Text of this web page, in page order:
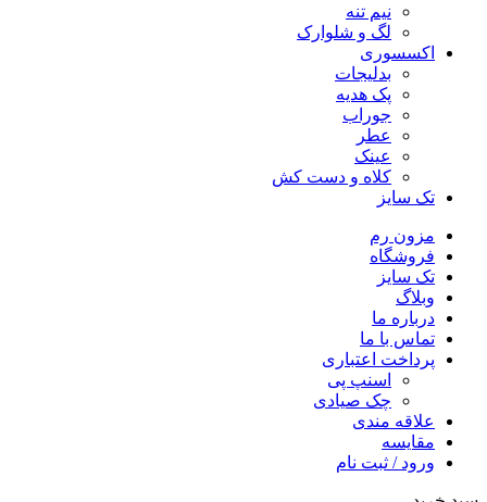
نیم تنه
لگ و شلوارک
اکسسوری
بدلیجات
پک هدیه
جوراب
عطر
عینک
کلاه و دست کش
تک سایز
مزون رم
فروشگاه
تک سایز
وبلاگ
درباره ما
تماس با ما
پرداخت اعتباری
اسنپ پی
چک صیادی
علاقه مندی
مقايسه
ورود / ثبت نام